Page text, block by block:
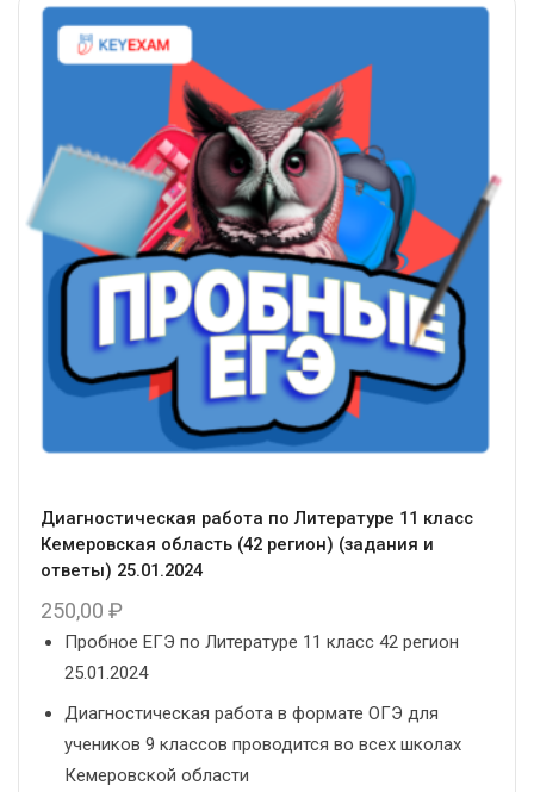
Диагностическая работа по Литературе 11 класс
Кемеровская область (42 регион) (задания и
ответы) 25.01.2024
250,00 ₽
Пробное ЕГЭ по Литературе 11 класс 42 регион
25.01.2024
Диагностическая работа в формате ОГЭ для
учеников 9 классов проводится во всех школах
Кемеровской области